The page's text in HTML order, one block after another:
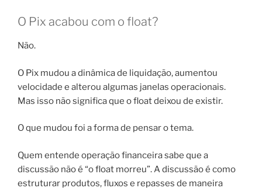
O Pix acabou com o float?
Não.
O Pix mudou a dinâmica de liquidação, aumentou
velocidade e alterou algumas janelas operacionais.
Mas isso não significa que o float deixou de existir.
O que mudou foi a forma de pensar o tema.
Quem entende operação financeira sabe que a
discussão não é “o float morreu”. A discussão é como
estruturar produtos, fluxos e repasses de maneira